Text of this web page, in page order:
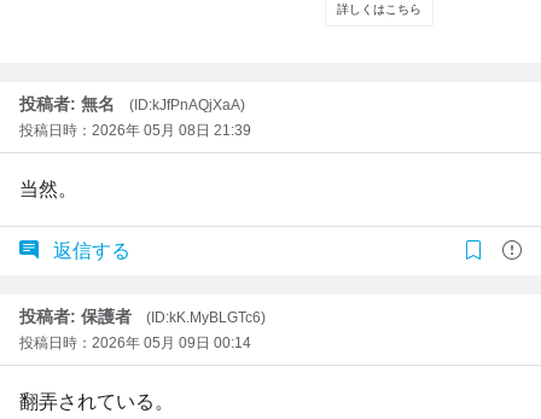
投稿者: 無名
(ID:kJfPnAQjXaA)
投稿日時：2026年 05月 08日 21:39
当然。
返信する
投稿者: 保護者
(ID:kK.MyBLGTc6)
投稿日時：2026年 05月 09日 00:14
翻弄されている。